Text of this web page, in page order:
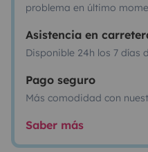
problema en último
Asistencia en
Disponible 24h los 7 días
Pago seguro
Más comodidad con
Saber más